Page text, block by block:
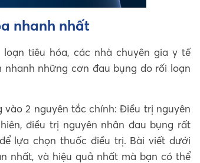
nhanh nhất
tiêu hóa, các nhà chuyên gia y tế
những cơn đau bụng do rối loạn
vào 2 nguyên tắc chính: Điều trị nguyên
điều trị nguyên nhân đau bụng rất
lựa chọn thuốc điều trị. Bài viết dưới
nhất, và hiệu quả nhất mà bạn có thể